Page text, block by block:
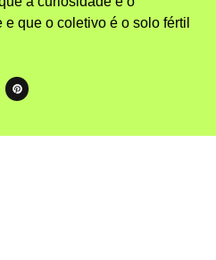
que o coletivo é o solo fértil